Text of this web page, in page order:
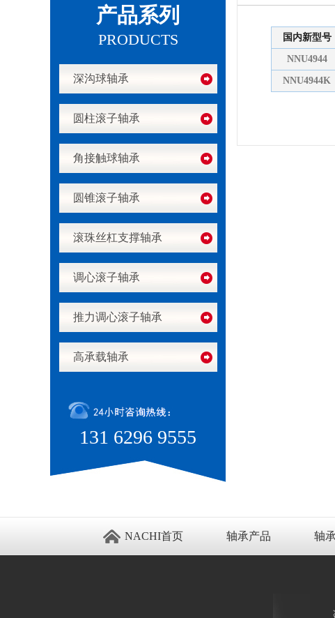
产品系列
PRODUCTS
深沟球轴承
圆柱滚子轴承
角接触球轴承
圆锥滚子轴承
滚珠丝杠支撑轴承
调心滚子轴承
推力调心滚子轴承
高承载轴承
131 6296 9555
国内新型号
NNU4944
NNU4944K
NACHI首页 轴承产品 轴